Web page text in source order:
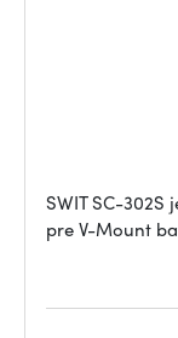
SWIT SC-302S
pre V-Mount